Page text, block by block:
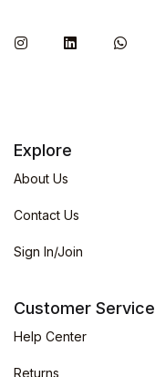
Explore
About Us
Contact Us
Sign In/Join
Customer Service
Help Center
Returns